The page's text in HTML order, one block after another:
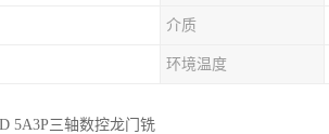
介质
环境温度
5A3P三轴数控龙门铣